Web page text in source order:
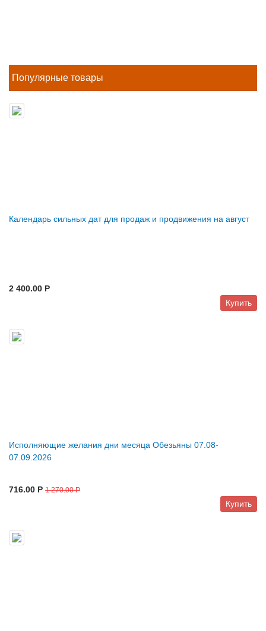
Популярные товары
Календарь сильных дат для продаж и продвижения на август
2 400.00 P
Купить
Исполняющие желания дни месяца Обезьяны 07.08-
07.09.2026
716.00 P 1 270.00 P
Купить